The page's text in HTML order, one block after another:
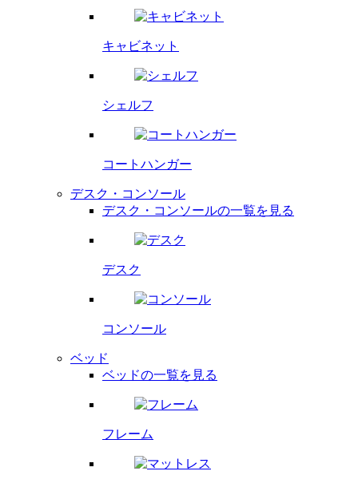
キャビネット
シェルフ
コートハンガー
デスク・コンソール
デスク・コンソールの一覧を見る
デスク
コンソール
ベッド
ベッドの一覧を見る
フレーム